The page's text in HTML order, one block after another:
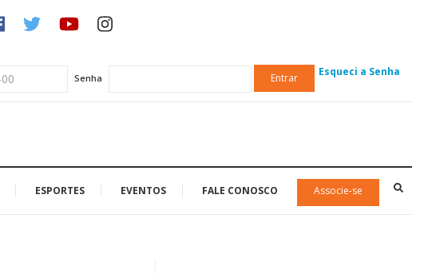
Senha Entrar Esqueci a Senha
ESPORTES EVENTOS FALE CONOSCO Associe-se